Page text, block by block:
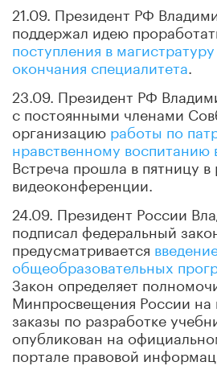
21.09. Президент РФ
поддержал идею
поступления в
окончания специалитета.
23.09. Президент РФ
с постоянными членами
организацию работы по
нравственному воспитанию
Встреча прошла в пятницу
видеоконференции.
24.09. Президент России
подписал федеральный
предусматривается
общеобразовательных
Закон определяет
Минпросвещения России на
заказы по разработке
опубликован на
портале правовой